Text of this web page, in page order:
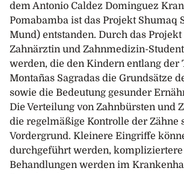
dem Antonio Caldez Dominguez
Pomabamba ist das Projekt Shumaq
Mund) entstanden. Durch das
Zahnärztin und Zahnmedizin-
werden, die den Kindern entlang der
Montañas Sagradas die Grundsätze
sowie die Bedeutung gesunder
Die Verteilung von Zahnbürsten und
die regelmäßige Kontrolle der Zähne
Vordergrund. Kleinere Eingriffe
durchgeführt werden,
Behandlungen werden im